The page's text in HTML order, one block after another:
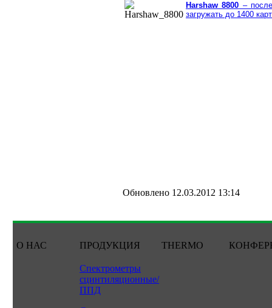
Harshaw 8800 –
загружать до 1400
Обновлено 12.03.2012 13:14
О НАС ПРОДУКЦИЯ THERMO
Спектрометры
сцинтиляционные/
ППД